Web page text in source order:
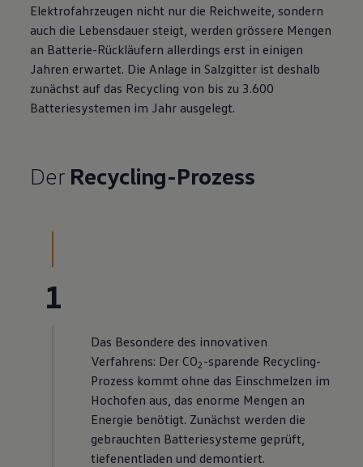
Elektrofahrzeugen nicht nur die Reichweite, sondern
auch die Lebensdauer steigt, werden grössere Mengen
an Batterie-Rückläufern allerdings erst in einigen
Jahren erwartet. Die Anlage in Salzgitter ist deshalb
zunächst auf das Recycling von bis zu 3.600
Batteriesystemen im Jahr ausgelegt.
Der Recycling-Prozess
1
Das Besondere des innovativen
Verfahrens: Der CO2 -sparende Recycling-
Prozess kommt ohne das Einschmelzen im
Hochofen aus, das enorme Mengen an
Energie benötigt. Zunächst werden die
gebrauchten Batteriesysteme geprüft,
tiefenentladen und demontiert.